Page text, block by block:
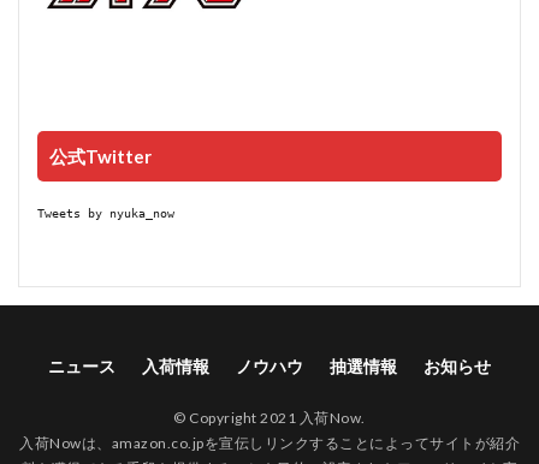
公式Twitter
Tweets by nyuka_now
ニュース 入荷情報 ノウハウ 抽選情報 お知らせ
© Copyright 2021 入荷Now.
入荷Nowは、amazon.co.jpを宣伝しリンクすることによってサイトが紹介